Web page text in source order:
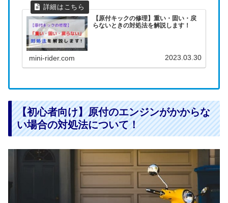
【原付キックの修理】重い・固い・戻
らないときの対処法を解説します！
mini-rider.com 2023.03.30
【初心者向け】原付のエンジンがかからな
い場合の対処法について！